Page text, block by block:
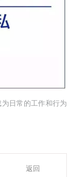
日常的工作和行为
返回